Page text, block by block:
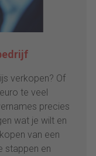
verkopen? Of
te veel
precies
wat je wilt en
van een
stappen en